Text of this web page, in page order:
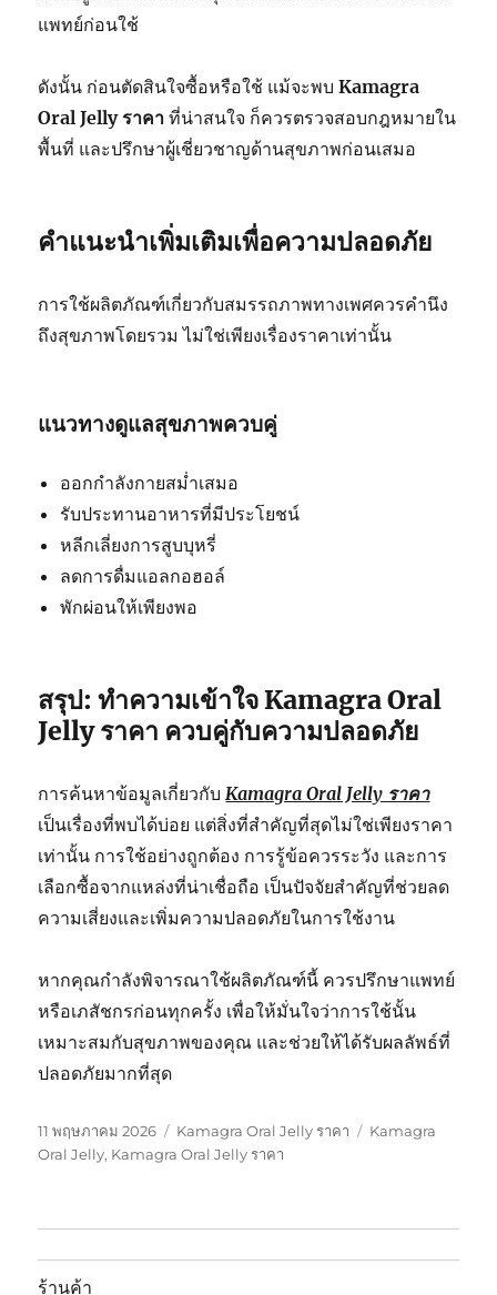
แพทย์ก่อนใช้
ดังนั้น ก่อนตัดสินใจซื้อหรือใช้ แม้จะพบKamagra
Oral Jelly ราคา ที่น่าสนใจ ก็ควรตรวจสอบกฎหมายใน
พื้นที่ และปรึกษาผู้เชี่ยวชาญด้านสุขภาพก่อนเสมอ
คำแนะนำเพิ่มเติมเพื่อความปลอดภัย
การใช้ผลิตภัณฑ์เกี่ยวกับสมรรถภาพทางเพศควรคำนึง
ถึงสุขภาพโดยรวม ไม่ใช่เพียงเรื่องราคาเท่านั้น
แนวทางดูแลสุขภาพควบคู่
ออกกำลังกายสม่ำเสมอ
รับประทานอาหารที่มีประโยชน์
หลีกเลี่ยงการสูบบุหรี่
ลดการดื่มแอลกอฮอล์
พักผ่อนให้เพียงพอ
สรุป: ทำความเข้าใจ Kamagra Oral
Jelly ราคา ควบคู่กับความปลอดภัย
การค้นหาข้อมูลเกี่ยวกับKamagra Oral Jelly ราคา
เป็นเรื่องที่พบได้บ่อย แต่สิ่งที่สำคัญที่สุดไม่ใช่เพียงราคา
เท่านั้น การใช้อย่างถูกต้อง การรู้ข้อควรระวัง และการ
เลือกซื้อจากแหล่งที่น่าเชื่อถือ เป็นปัจจัยสำคัญที่ช่วยลด
ความเสี่ยงและเพิ่มความปลอดภัยในการใช้งาน
หากคุณกำลังพิจารณาใช้ผลิตภัณฑ์นี้ ควรปรึกษาแพทย์
หรือเภสัชกรก่อนทุกครั้ง เพื่อให้มั่นใจว่าการใช้นั้น
เหมาะสมกับสุขภาพของคุณ และช่วยให้ได้รับผลลัพธ์ที่
ปลอดภัยมากที่สุด
เขียน
เมื่อ
11 พฤษภาคม 2026
หมวด
หมู่
Kamagra Oral Jelly ราคา
ป้าย
Kamagra
Oral Jelly, Kamagra Oral Jelly ราคา
ร้านค้า